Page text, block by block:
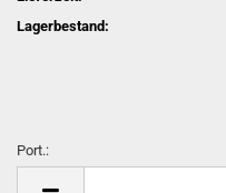
Lagerbestand:
Port.: